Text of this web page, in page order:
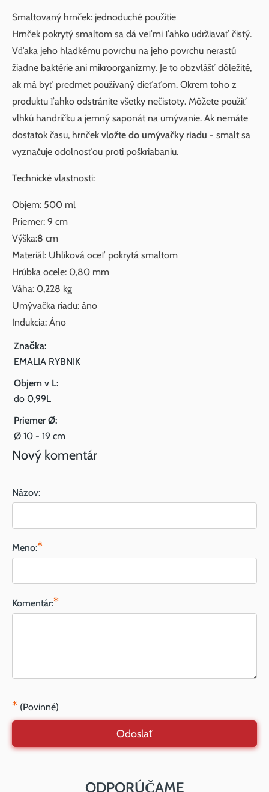
Smaltovaný hrnček: jednoduché použitie
Hrnček pokrytý smaltom sa dá veľmi ľahko udržiavať čistý.
Vďaka jeho hladkému povrchu na jeho povrchu nerastú
žiadne baktérie ani mikroorganizmy. Je to obzvlášť dôležité,
ak má byť predmet používaný dieťaťom. Okrem toho z
produktu ľahko odstránite všetky nečistoty. Môžete použiť
vlhkú handričku a jemný saponát na umývanie. Ak nemáte
dostatok času, hrnček vložte do umývačky riadu - smalt sa
vyznačuje odolnosťou proti poškriabaniu.
Technické vlastnosti:
Objem: 500 ml
Priemer: 9 cm
Výška:8 cm
Materiál: Uhlíková oceľ pokrytá smaltom
Hrúbka ocele: 0,80 mm
Váha: 0,228 kg
Umývačka riadu: áno
Indukcia: Áno
Značka:
EMALIA RYBNIK
Objem v L:
do 0,99L
Priemer Ø:
Ø 10 - 19 cm
Nový komentár
Názov:
Meno:*
Komentár:*
* (Povinné)
Odoslať
ODPORÚČAME